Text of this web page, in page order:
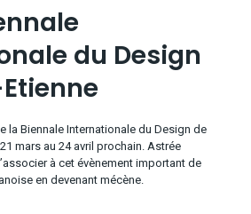
du Design
la Biennale Internationale du Design de
mars au 24 avril prochain. Astrée
à cet évènement important de
en devenant mécène.